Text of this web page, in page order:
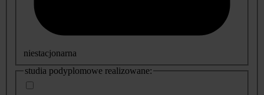
niestacjonarna
studia podyplomowe realizowane: